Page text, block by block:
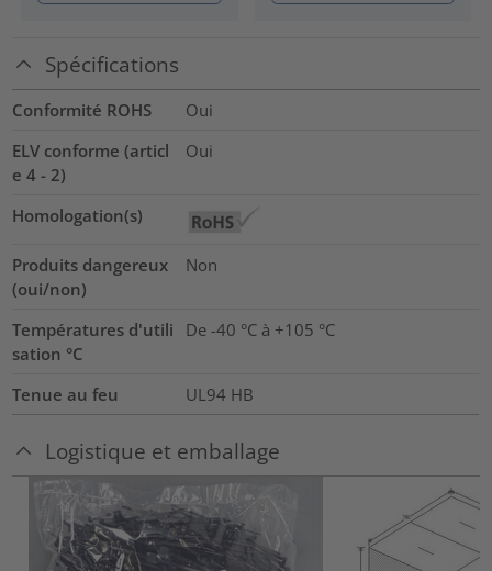
Spécifications
Conformité ROHS
Oui
ELV conforme (articl
e 4 - 2)
Oui
Homologation(s)
Produits dangereux
(oui/non)
Non
Températures d'utili
sation °C
De -40 °C à +105 °C
Tenue au feu UL94 HB
Logistique et emballage